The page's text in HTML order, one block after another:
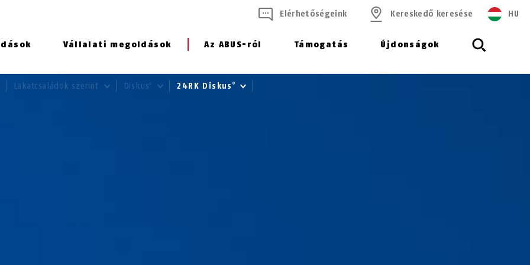
Vállalati megoldások Az ABUS-ról Támogatás Újdonságok
Elérhetőségeink Kereskedő keresése HU
Lakatcsaládok szerint Diskus 24RK Diskus ®